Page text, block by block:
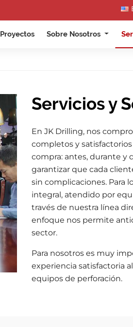
Proyectos Sobre Nosotros
Servicios y
En JK Drilling, nos
completos y
compra: antes, durante y
garantizar que cada
sin complicaciones. Para
integral, atendido por
través de nuestra línea
enfoque nos permite
sector.
Para nosotros es muy
experiencia satisfactoria
equipos de perforación.